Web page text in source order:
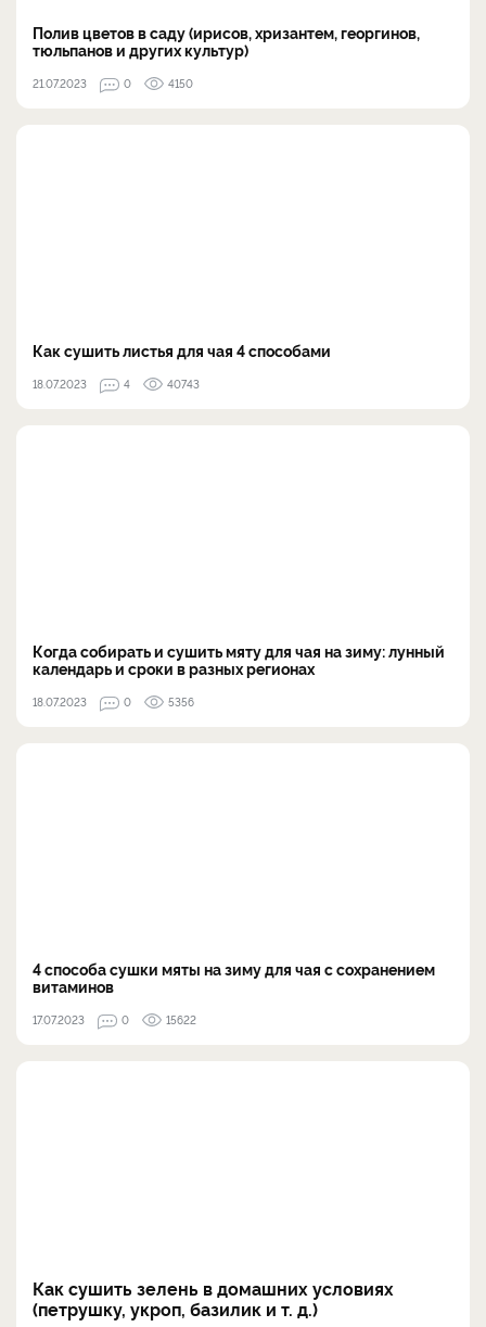
Полив цветов в саду (ирисов, хризантем, георгинов,
тюльпанов и других культур)
21.07.2023 0 4150
Как сушить листья для чая 4 способами
18.07.2023 4 40743
Когда собирать и сушить мяту для чая на зиму: лунный
календарь и сроки в разных регионах
18.07.2023 0 5356
4 способа сушки мяты на зиму для чая с сохранением
витаминов
17.07.2023 0 15622
Как сушить зелень в домашних условиях
(петрушку, укроп, базилик и т. д.)